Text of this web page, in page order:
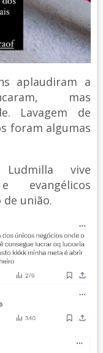
aplaudiram a
mas
Lavagem de
foram algumas
vive
evangélicos
união.